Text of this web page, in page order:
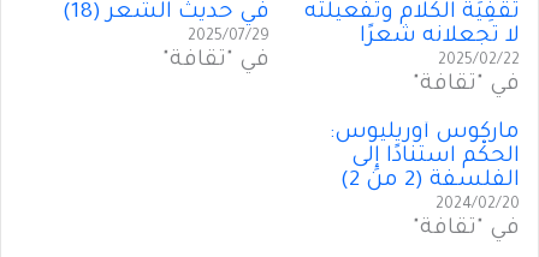
تَّقْفِيَةُ الكلام وتفعيلتُه
لا تجعلانه شعرًا
2025/02/22
في "ثقافة"
في حديث الشعر (18)
2025/07/29
في "ثقافة"
ماركوس أُوريليوس:
الحكْم استنادًا إِلى
الفلسفة (2 من 2)
2024/02/20
في "ثقافة"